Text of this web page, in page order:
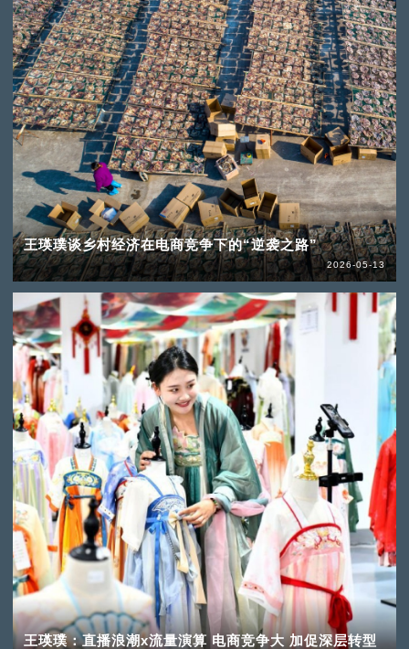
王瑛璞谈乡村经济在电商竞争下的“逆袭之路”
2026-05-13
王瑛璞：直播浪潮x流量演算 电商竞争大 加促深层转型